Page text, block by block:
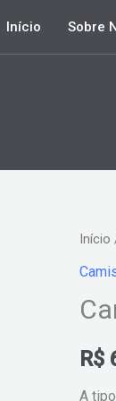
Início Sobre
Início
R$
A
de
-
King